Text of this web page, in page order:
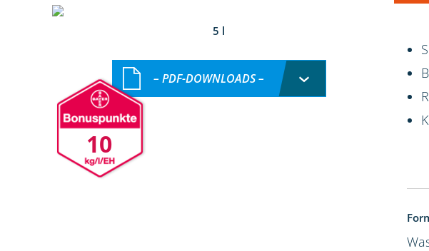
5 l
10
– PDF-DOWNLOADS –